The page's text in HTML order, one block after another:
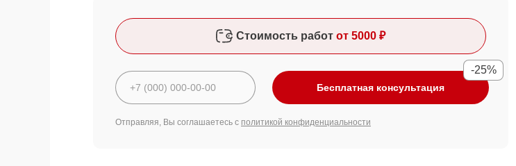
Стоимость работ от 5000 ₽
Бесплатная консультация
-25%
Отправляя, Вы соглашаетесь с политикой конфиденциальности